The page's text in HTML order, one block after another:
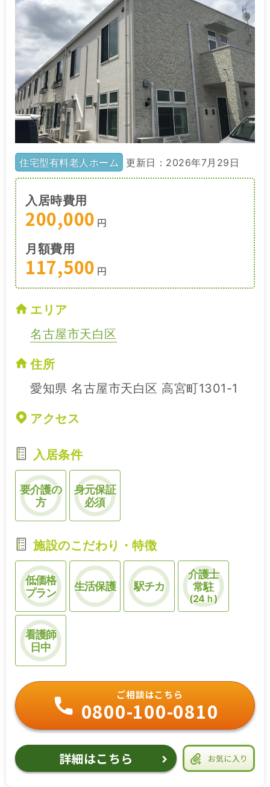
住宅型有料老人ホーム 更新日：2026年7月29日
入居時費用
200,000 円
月額費用
117,500 円
エリア
名古屋市天白区
住所
愛知県 名古屋市天白区 高宮町1301-1
アクセス
入居条件
要介護の
方
身元保証
必須
施設のこだわり・特徴
低価格
プラン
生活保護 駅チカ
介護士
常駐
(24ｈ)
看護師
日中
お気に入り
ご相談はこちら
0800-100-0810
詳細はこちら